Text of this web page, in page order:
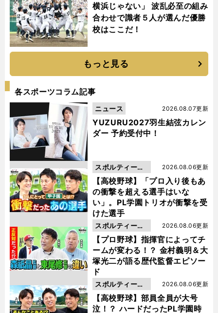
横浜じゃない」 波乱必至の組み
合わせで識者５人が選んだ優勝
校はここだ！
もっと見る
各スポーツコラム記事
YUZURU2027羽生結弦カレン
ダー 予約受付中！
2026.08.07更新
ニュース
【高校野球】「プロ入り後もあ
の衝撃を超える選手はいな
い」。PL学園トリオが衝撃を受
けた選手
2026.08.06更新
スポルティーバ
動画
【プロ野球】指揮官によってチ
ームが変わる！？ 金村義明＆大
塚光二が語る歴代監督エピソー
ド
2026.08.06更新
スポルティーバ
動画
【高校野球】部員全員が大号
泣！？ ハードだったPL学園時
2026.08.06更新
スポルティーバ
動画